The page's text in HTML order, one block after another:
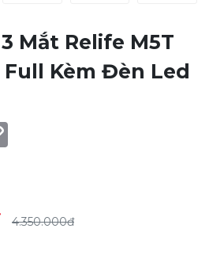
Mắt Relife M5T
Full Kèm Đèn Led
4.350.000đ